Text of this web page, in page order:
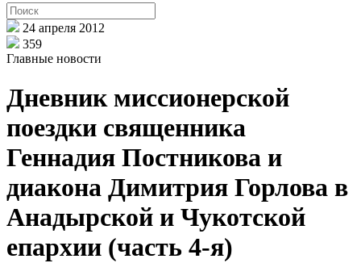
24 апреля 2012
359
Главные новости
Дневник миссионерской
поездки священника
Геннадия Постникова и
диакона Димитрия Горлова в
Анадырской и Чукотской
епархии (часть 4-я)